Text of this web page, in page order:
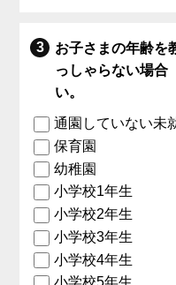
お子さまの年齢を
っしゃらない場合
い。
通園していない未
保育園
幼稚園
小学校1年生
小学校2年生
小学校3年生
小学校4年生